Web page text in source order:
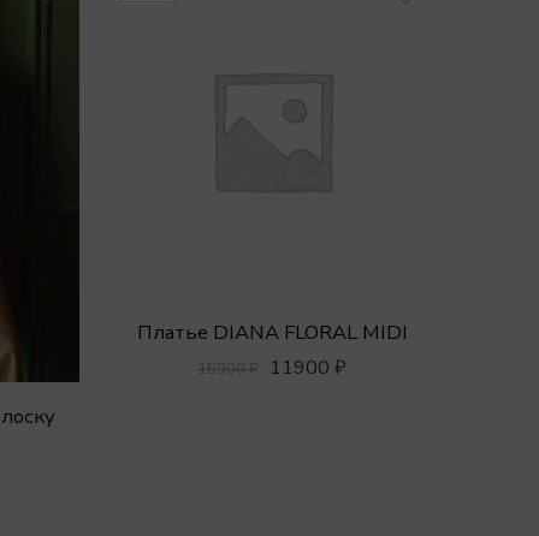
Платье DIANA FLORAL MIDI
15900₽ 11900 ₽